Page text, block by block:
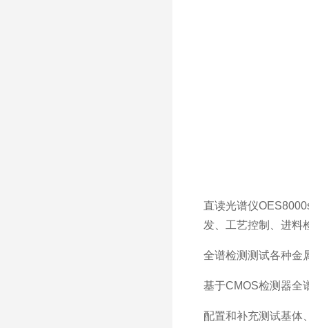
直读光谱仪
发、工艺控制、进料
全谱检测测试各种金
基于CMOS检测器全
配置和补充测试基体